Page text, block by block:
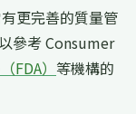
更完善的質量管
參考 Consumer
FDA） 等機構的